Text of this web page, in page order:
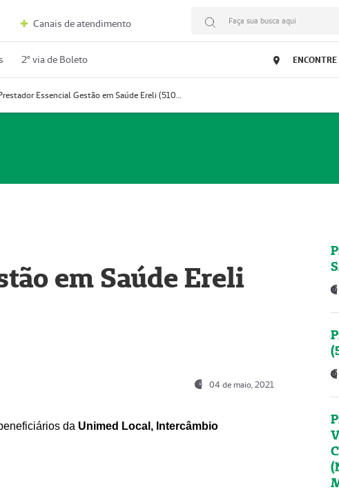
Canais de atendimento Faça sua busca aqui
2º via de Boleto
Prestador Essencial Gestão em Saúde Ereli (51004354-7)
em Saúde Ereli
04 de maio, 2021
da Unimed Local, Intercâmbio